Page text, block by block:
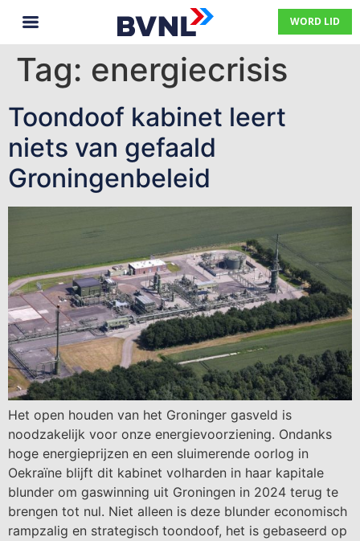
WORD LID
Tag: energiecrisis
Toondoof kabinet leert
niets van gefaald
Groningenbeleid
Het open houden van het Groninger gasveld is
noodzakelijk voor onze energievoorziening. Ondanks
hoge energieprijzen en een sluimerende oorlog in
Oekraïne blijft dit kabinet volharden in haar kapitale
blunder om gaswinning uit Groningen in 2024 terug te
brengen tot nul. Niet alleen is deze blunder economisch
rampzalig en strategisch toondoof, het is gebaseerd op